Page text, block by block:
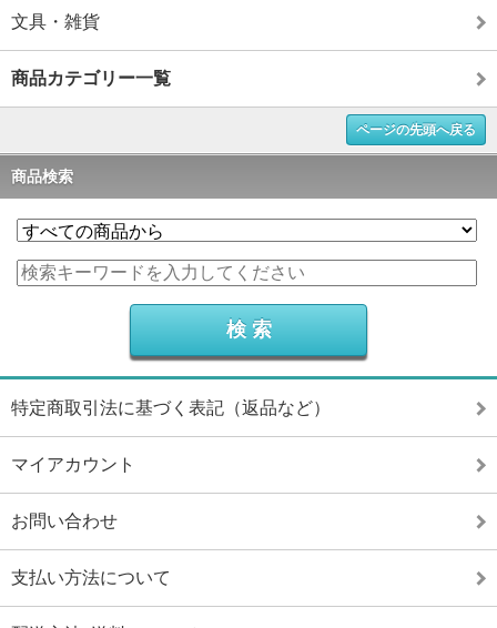
文具・雑貨
商品カテゴリー一覧
ページの先頭へ戻る
商品検索
特定商取引法に基づく表記（返品など）
マイアカウント
お問い合わせ
支払い方法について